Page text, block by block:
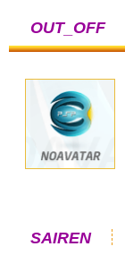
OUT_OFF
SAIREN